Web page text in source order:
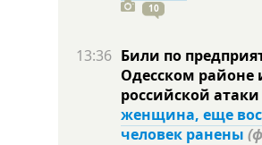
10
13:36 Били по
Одесском районе
российской атаки
женщина, еще
человек ранены